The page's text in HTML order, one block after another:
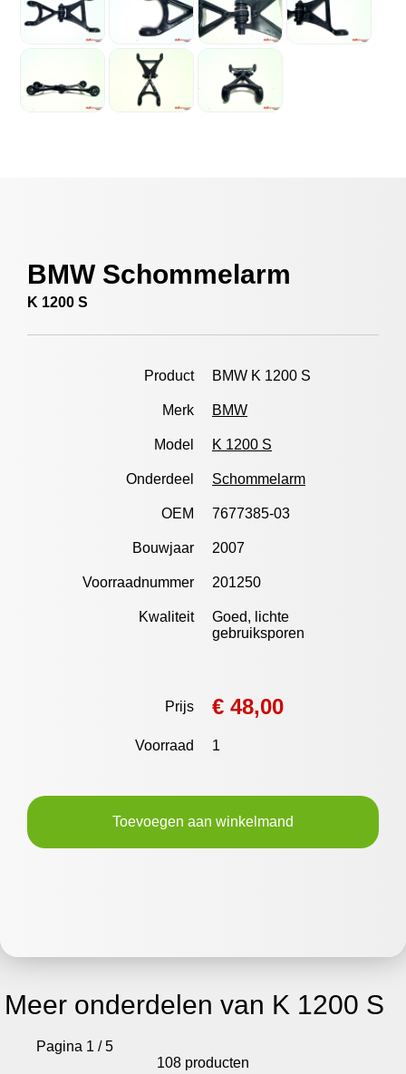
BMW Schommelarm
K 1200 S
Product BMW K 1200 S
Merk BMW
Model K 1200 S
Onderdeel Schommelarm
OEM 7677385-03
Bouwjaar 2007
Voorraadnummer 201250
Kwaliteit
Goed, lichte
gebruiksporen
Prijs € 48,00
Voorraad 1
Toevoegen aan winkelmand
Meer onderdelen van K 1200 S
Pagina 1 / 5
108 producten